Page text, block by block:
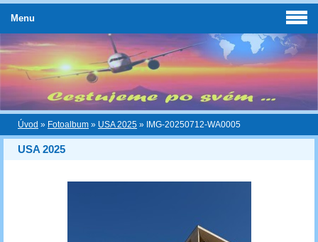
Úvod » Fotoalbum » USA 2025 » IMG-20250712-WA0005
USA 2025
Menu